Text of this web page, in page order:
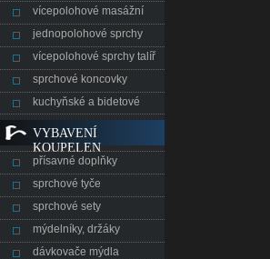
vícepolohové masážní
jednopolohové sprchy
vícepolohové sprchy talíř
sprchové koncovky
kuchyňské a bidetové
VYBAVENÍ
KOUPELEN
přísavné doplňky
sprchové tyče
sprchové sety
mýdelníky, držáky
dávkovače mýdla